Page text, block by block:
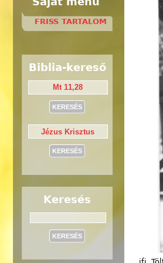
FRISS TARTALOM
Biblia-kereső
Keresés